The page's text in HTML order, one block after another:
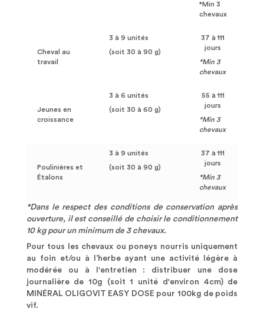
*Min 3
chevaux
Cheval au
travail
3 à 9 unités
(soit 30 à 90 g)
37 à 111
jours
*Min 3
chevaux
Jeunes en
croissance
3 à 6 unités
(soit 30 à 60 g)
55 à 111
jours
*Min 3
chevaux
Poulinières et
Étalons
3 à 9 unités
(soit 30 à 90 g)
37 à 111
jours
*Min 3
chevaux
*Dans le respect des conditions de conservation après
ouverture, il est conseillé de choisir le conditionnement
10 kg pour un minimum de 3 chevaux.
Pour tous les chevaux ou poneys nourris uniquement
au foin et/ou à l’herbe ayant une activité légère à
modérée ou à l'entretien : distribuer une dose
journalière de 10g (soit 1 unité d'environ 4cm) de
MINÉRAL OLIGOVIT EASY DOSE pour 100kg de poids
vif.